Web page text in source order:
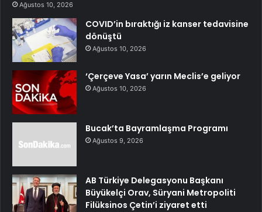
Ağustos 10, 2026
COVID’in bıraktığı iz kanser tedavisine
dönüştü
Ağustos 10, 2026
‘Çerçeve Yasa’ yarın Meclis’e geliyor
Ağustos 10, 2026
Bucak’ta Bayramlaşma Programı
Ağustos 9, 2026
AB Türkiye Delegasyonu Başkanı
Büyükelçi Orav, Süryani Metropoliti
Filüksinos Çetin’i ziyaret etti